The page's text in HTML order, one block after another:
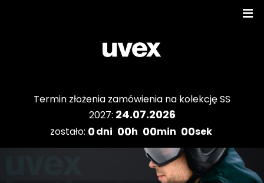
Termin złożenia zamówienia na kolekcję SS
2027: 24.07.2026
zostało: 0dni 00h 00min 00sek